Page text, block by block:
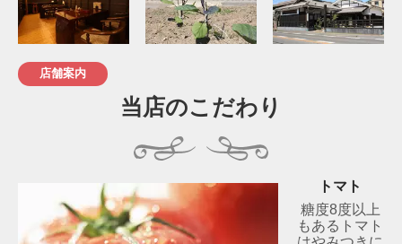
店舗案内
当店のこだわり
トマト
糖度8度以上
もあるトマト